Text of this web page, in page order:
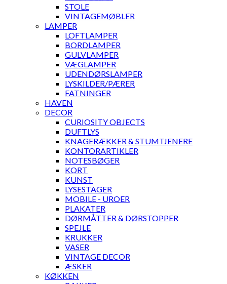
STOLE
VINTAGEMØBLER
LAMPER
LOFTLAMPER
BORDLAMPER
GULVLAMPER
VÆGLAMPER
UDENDØRSLAMPER
LYSKILDER/PÆRER
FATNINGER
HAVEN
DECOR
CURIOSITY OBJECTS
DUFTLYS
KNAGERÆKKER & STUMTJENERE
KONTORARTIKLER
NOTESBØGER
KORT
KUNST
LYSESTAGER
MOBILE - UROER
PLAKATER
DØRMÅTTER & DØRSTOPPER
SPEJLE
KRUKKER
VASER
VINTAGE DECOR
ÆSKER
KØKKEN